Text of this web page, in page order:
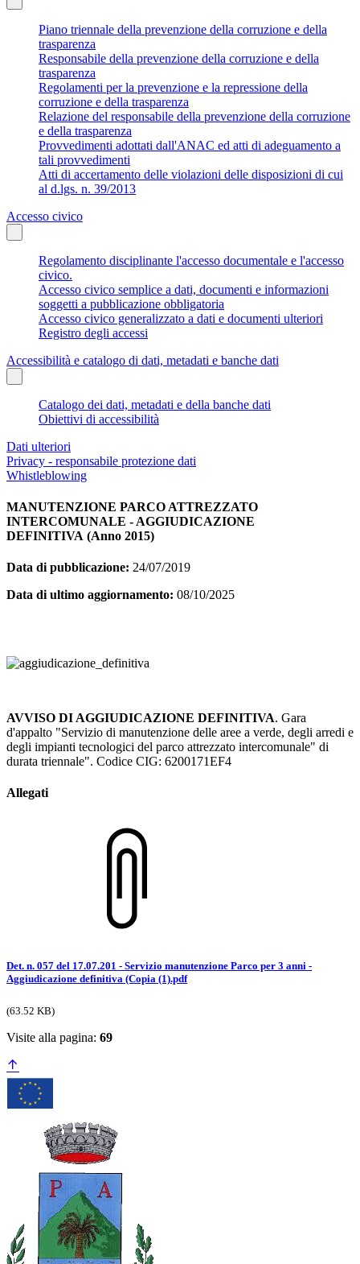
Piano triennale della prevenzione della corruzione e della
trasparenza
Responsabile della prevenzione della corruzione e della
trasparenza
Regolamenti per la prevenzione e la repressione della
corruzione e della trasparenza
Relazione del responsabile della prevenzione della corruzione
e della trasparenza
Provvedimenti adottati dall'ANAC ed atti di adeguamento a
tali provvedimenti
Atti di accertamento delle violazioni delle disposizioni di cui
al d.lgs. n. 39/2013
Accesso civico
Regolamento disciplinante l'accesso documentale e l'accesso
civico.
Accesso civico semplice a dati, documenti e informazioni
soggetti a pubblicazione obbligatoria
Accesso civico generalizzato a dati e documenti ulteriori
Registro degli accessi
Accessibilità e catalogo di dati, metadati e banche dati
Catalogo dei dati, metadati e della banche dati
Obiettivi di accessibilità
Dati ulteriori
Privacy - responsabile protezione dati
Whistleblowing
MANUTENZIONE PARCO ATTREZZATO
INTERCOMUNALE - AGGIUDICAZIONE
DEFINITIVA (Anno 2015)
Data di pubblicazione: 24/07/2019
Data di ultimo aggiornamento: 08/10/2025
AVVISO DI AGGIUDICAZIONE DEFINITIVA. Gara
d'appalto "Servizio di manutenzione delle aree a verde, degli arredi e
degli impianti tecnologici del parco attrezzato intercomunale" di
durata triennale". Codice CIG: 6200171EF4
Allegati
Det. n. 057 del 17.07.201 - Servizio manutenzione Parco per 3 anni -
Aggiudicazione definitiva (Copia (1).pdf
(63.52 KB)
Visite alla pagina: 69